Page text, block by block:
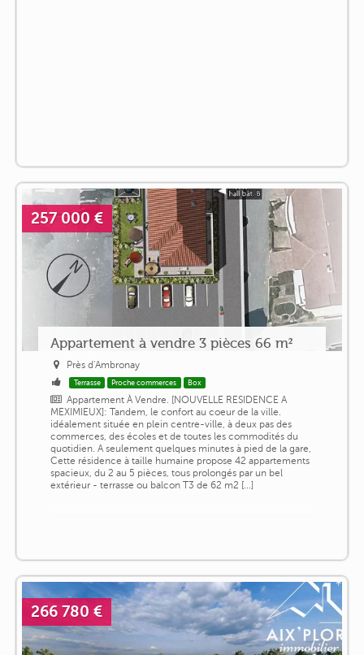
257 000 €
Appartement à vendre 3 pièces 66 m²
Près d'Ambronay
Terrasse Proche commerces Box
Appartement À Vendre. [NOUVELLE RESIDENCE A
MEXIMIEUX]: Tandem, le confort au coeur de la ville.
idéalement située en plein centre-ville, à deux pas des
commerces, des écoles et de toutes les commodités du
quotidien. A seulement quelques minutes à pied de la gare,
Cette résidence à taille humaine propose 42 appartements
spacieux, du 2 au 5 pièces, tous prolongés par un bel
extérieur - terrasse ou balcon T3 de 62 m2 [...]
266 780 €